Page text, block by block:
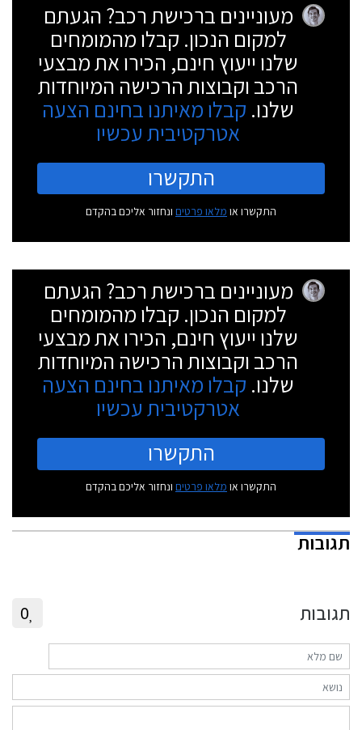
מעוניינים ברכישת רכב? הגעתם
למקום הנכון. קבלו מהמומחים
שלנו ייעוץ חינם, הכירו את מבצעי
הרכב וקבוצות הרכישה המיוחדות
שלנו. קבלו מאיתנו בחינם הצעה
אטרקטיבית עכשיו
התקשרו
התקשרו או מלאו פרטים ונחזור אליכם בהקדם
מעוניינים ברכישת רכב? הגעתם
למקום הנכון. קבלו מהמומחים
שלנו ייעוץ חינם, הכירו את מבצעי
הרכב וקבוצות הרכישה המיוחדות
שלנו. קבלו מאיתנו בחינם הצעה
אטרקטיבית עכשיו
התקשרו
התקשרו או מלאו פרטים ונחזור אליכם בהקדם
תגובות
תגובות 0